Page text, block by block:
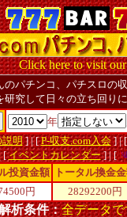
のパチンコ、パチスロの
研究して日々の立ち回り
年
明] | [P-収支.com入会] |
[イベントカレンダー] | [
投資金額 トータル換金
円 28292200円
析条件：全データで